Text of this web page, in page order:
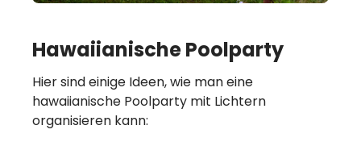
Hawaiianische Poolparty
Hier sind einige Ideen, wie man eine
hawaiianische Poolparty mit Lichtern
organisieren kann: